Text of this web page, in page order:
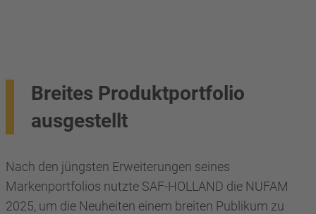
Breites Produktportfolio
ausgestellt
Nach den jüngsten Erweiterungen seines
Markenportfolios nutzte SAF-HOLLAND die NUFAM
2025, um die Neuheiten einem breiten Publikum zu